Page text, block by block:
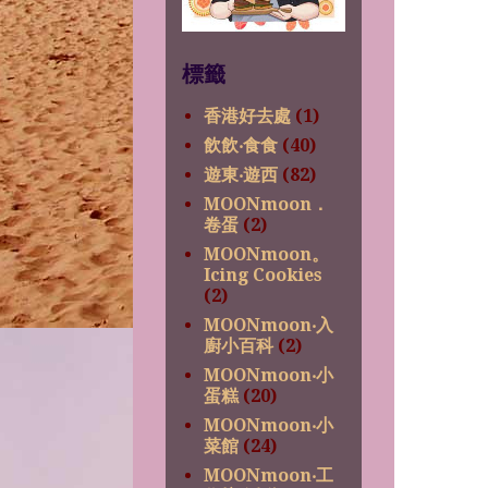
標籤
香港好去處 (1)
飲飲‧食食 (40)
遊東‧遊西 (82)
MOONmoon．
卷蛋 (2)
MOONmoon。
Icing Cookies
(2)
MOONmoon‧入
廚小百科 (2)
MOONmoon‧小
蛋糕 (20)
MOONmoon‧小
菜館 (24)
MOONmoon‧工